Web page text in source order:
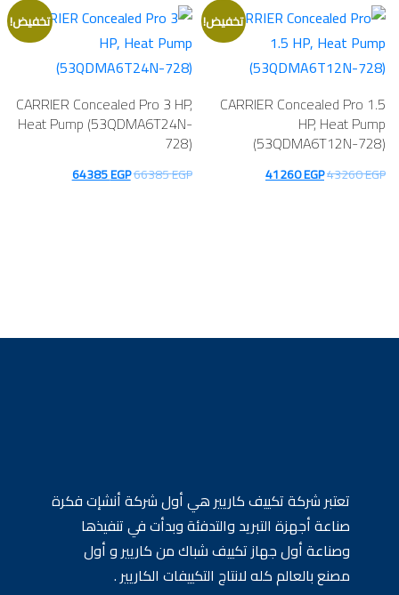
27435 EGP.
25435 EGP.
31990 EGP.
29990 EGP.
تخفيض!
CARRIER Concealed Pro 1.5
HP, Heat Pump
(53QDMA6T12N-728)
43260EGP
السعر41260EGP
السعر
تخفيض!
CARRIER Concealed Pro 3 HP,
Heat Pump (53QDMA6T24N-
728)
66385EGP
السعر64385EGP
السعر
تعتبر شركة تكييف كاريير هي أول شركة أنشإت فكرة
صناعة أجهزة التبريد والتدفئة وبدأت في تنفيذها
وصناعة أول جهاز تكييف شباك من كاريير و أول
مصنع بالعالم كله لانتاج التكييفات الكاريير .